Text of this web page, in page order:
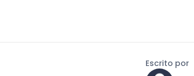
Escrito por